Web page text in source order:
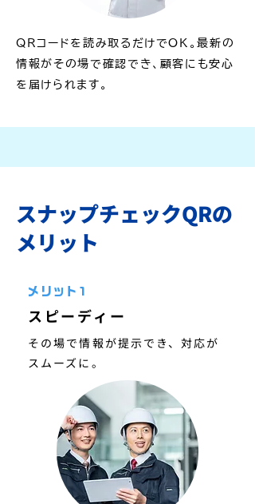
QRコードを読み取るだけでOK。最新の
情報がその場で確認でき、顧客にも安心
を届けられます。
スナップチェックQRの
メリット
メリット1
スピーディー
その場で情報が提示でき、対応が
スムーズに。